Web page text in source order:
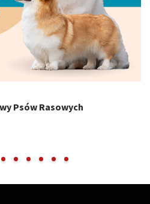
Psów Rasowych